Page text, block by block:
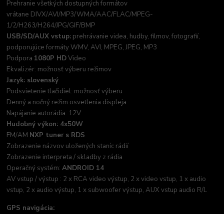
Prehranie všetkých dostupných formátov
vrátane DIVX/AVI/MP3/WMA/AAC/FLAC/MPEG-
1/2/H263/H264/JPG/GIF/BMP
USB/SD/AUX vstup: prehrávanie videa, hudby, filmov, fotografií,
podporujúce formáty WMV, AVI, MPEG, JPEG, MP3
Podpora 1080P HDVideo
Ekvalizér: možnosť výberu režimov
Jazyk: slovenský
Podsvietenie tlačidiel: možnosť výberu
Denný a nočný režim osvetlenia displeja
Napájanie autorádia: 12V
Hudobný výkon: 4x50W
FM/AM NXP tuner s RDS
Zobrazenie názvov uložených staníc rádií
Zobrazenie interpreta / skladby z rádia
Operačný systém:ANDROID 14
AV vstup / výstup : 2 x RCA video výstup, 2 x video vstup, 1 x audio
vstup, 2 x audio výstup, 1 x subwoofer výstup, AUX vstup audio R/L
GPS navigácia: